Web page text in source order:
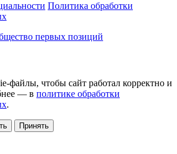
Политика обработки
первых позиций
файлы, чтобы сайт работал корректно и
— в политике обработки
.
Принять